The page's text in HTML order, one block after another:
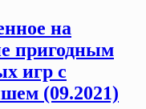
на
пригодным
игр с
(09.2021)